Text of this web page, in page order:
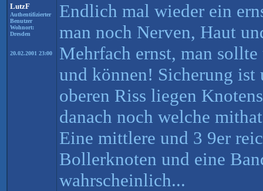
LutzF
Authentifizierter
Benutzer
Wohnort:
Dresden
20.02.2001 23:00
Endlich mal wieder ein
man noch Nerven, Haut
Mehrfach ernst, man
und können! Sicherung ist
oberen Riss liegen
danach noch welche
Eine mittlere und 3 9er
Bollerknoten und eine
wahrscheinlich...